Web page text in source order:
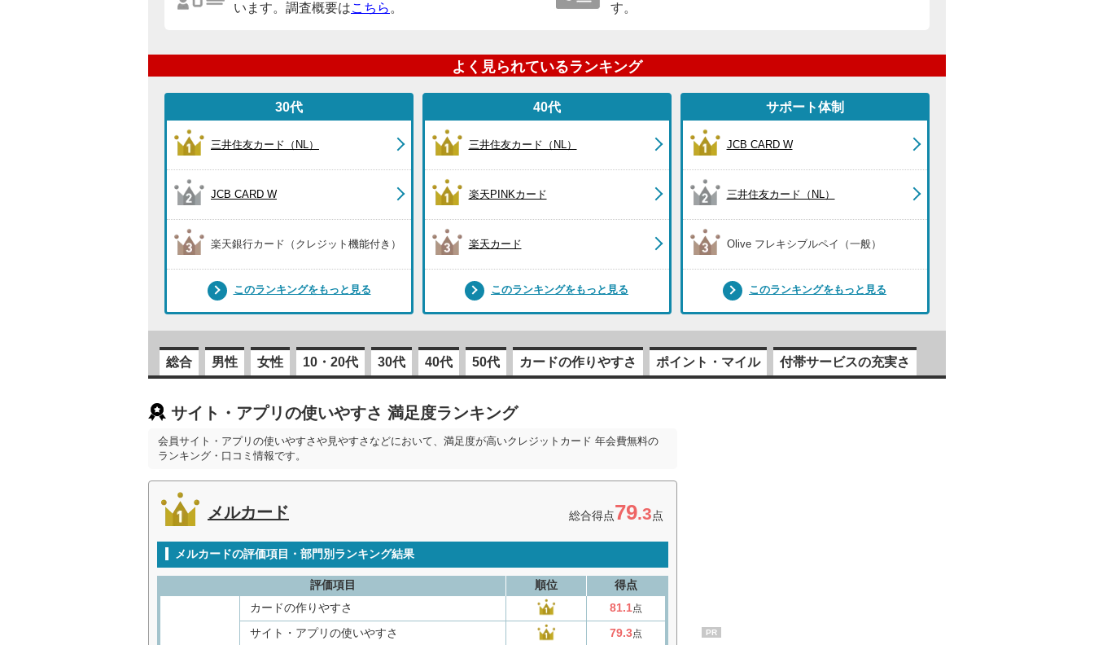
います。調査概要はこちら 。
す。
よく見られているランキング
30代
三井住友カード（NL）
JCB CARD W
楽天銀行カード（クレジット機能付き）
このランキングをもっと見る
40代
三井住友カード（NL）
楽天PINKカード
楽天カード
このランキングをもっと見る
サポート体制
JCB CARD W
三井住友カード（NL）
Olive フレキシブルペイ（一般）
このランキングをもっと見る
総合 男性 女性 10・20代 30代 40代 50代 カードの作りやすさ ポイント・マイル 付帯サービスの充実さ
サイト・アプリの使いやすさ 満足度ランキング
会員サイト・アプリの使いやすさや見やすさなどにおいて、満足度が高いクレジットカード 年会費無料の
ランキング・口コミ情報です。
メルカード 総合得点79.3点
メルカードの評価項目・部門別ランキング結果
評価項目 順位 得点
カードの作りやすさ 81.1点
サイト・アプリの使いやすさ 79.3点 PR